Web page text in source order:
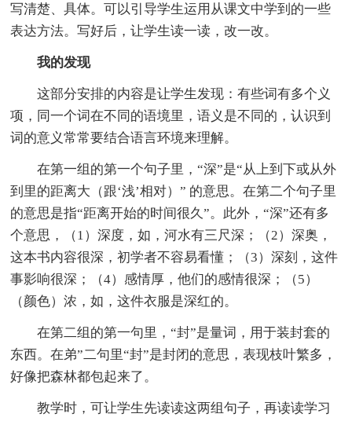
写清楚、具体。可以引导学生运用从课文中学到的一些
表达方法。写好后，让学生读一读，改一改。
我的发现
这部分安排的内容是让学生发现：有些词有多个义
项，同一个词在不同的语境里，语义是不同的，认识到
词的意义常常要结合语言环境来理解。
在第一组的第一个句子里，“深”是“从上到下或从外
到里的距离大（跟‘浅’相对）” 的意思。在第二个句子里
的意思是指“距离开始的时间很久”。此外，“深”还有多
个意思，（1）深度，如，河水有三尺深；（2）深奥，
这本书内容很深，初学者不容易看懂；（3）深刻，这件
事影响很深；（4）感情厚，他们的感情很深；（5）
（颜色）浓，如，这件衣服是深红的。
在第二组的第一句里，“封”是量词，用于装封套的
东西。在弟”二句里“封”是封闭的意思，表现枝叶繁多，
好像把森林都包起来了。
教学时，可让学生先读读这两组句子，再读读学习